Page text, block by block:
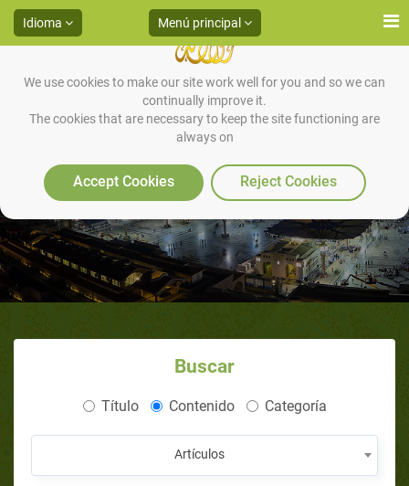
We use cookies to make our site work well for you and so we can
continually improve it.
The cookies that are necessary to keep the site functioning are
always on
Accept Cookies Reject Cookies
Idioma Menú principal
Los Derechos del Empleador
Buscar
Título Contenido Categoría
Artículos